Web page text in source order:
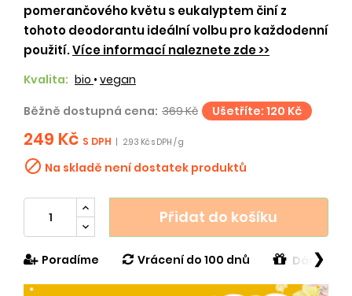
pomerančového květu s eukalyptem činí z
tohoto deodorantu ideální volbu pro každodenní
použití.Více informací naleznete zde >>
Kvalita: bio • vegan
Běžně dostupná cena: 369 Kč Ušetříte: 120 Kč
249 Kč S DPH 2.93 Kč s DPH / g
 Na skladě není dostatek produktů
Přidat do košíku
Poradíme Vrácení do 100 dnů Dárek v
❯